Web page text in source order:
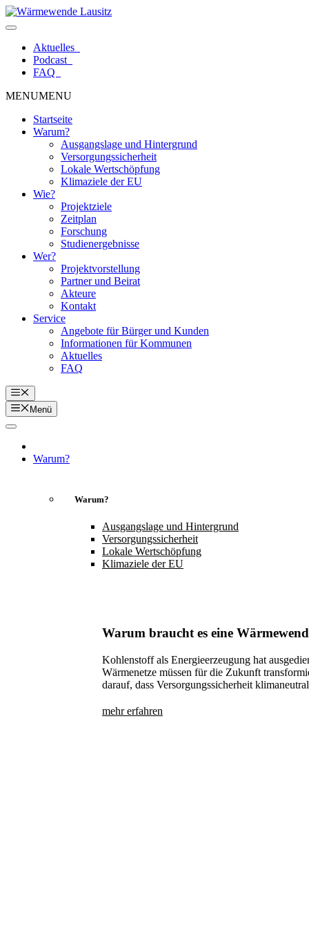
Zum
Inhalt
Aktuelles
Podcast
FAQ
MENUMENU
Startseite
Warum?
Ausgangslage und Hintergrund
Versorgungssicherheit
Lokale Wertschöpfung
Klimaziele der EU
Wie?
Projektziele
Zeitplan
Forschung
Studienergebnisse
Wer?
Projektvorstellung
Partner und Beirat
Akteure
Kontakt
Service
Angebote für Bürger und Kunden
Informationen für Kommunen
Aktuelles
FAQ
Menü
Menü
Warum?
Warum?
Ausgangslage und Hintergrund
Versorgungssicherheit
Lokale Wertschöpfung
Klimaziele der EU
Warum braucht es eine
Kohlenstoff als Energieerzeugung hat
Wärmenetze müssen für die Zukunft
darauf, dass Versorgungssicherheit
mehr erfahren